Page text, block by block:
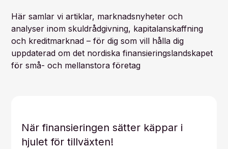
Här samlar vi artiklar, marknadsnyheter och
analyser inom skuldrådgivning, kapitalanskaffning
och kreditmarknad – för dig som vill hålla dig
uppdaterad om det nordiska finansieringslandskapet
för små- och mellanstora företag
När finansieringen sätter käppar i
hjulet för tillväxten!